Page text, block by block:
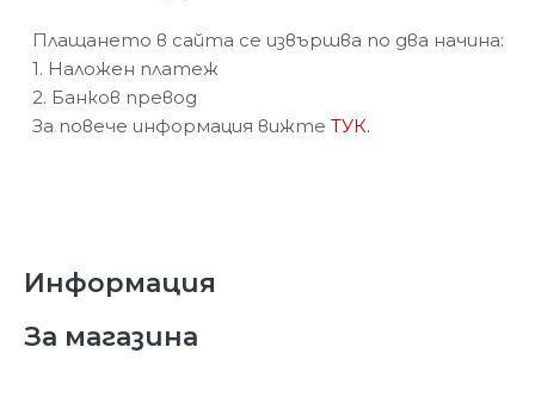
Плащането в сайта се извършва по два начина:
1. Наложен платеж
2. Банков превод
За повече информация вижте ТУК.
Информация
За магазина